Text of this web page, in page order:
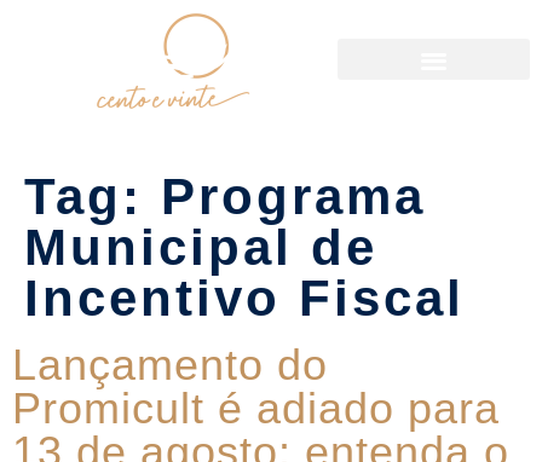
Tag: Programa
Municipal de
Incentivo Fiscal
Lançamento do
Promicult é adiado para
13 de agosto: entenda o